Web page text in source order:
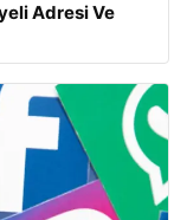
Adresi Ve